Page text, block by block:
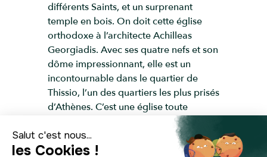
différents Saints, et un surprenant
temple en bois. On doit cette église
orthodoxe à l’architecte Achilleas
Georgiadis. Avec ses quatre nefs et son
dôme impressionnant, elle est un
incontournable dans le quartier de
Thissio, l’un des quartiers les plus prisés
d’Athènes. C’est une église toute
particulière, car autrefois, au moment
où l’ancienne église se trouvait là, elle
était connue pour être bienfaitrice pour